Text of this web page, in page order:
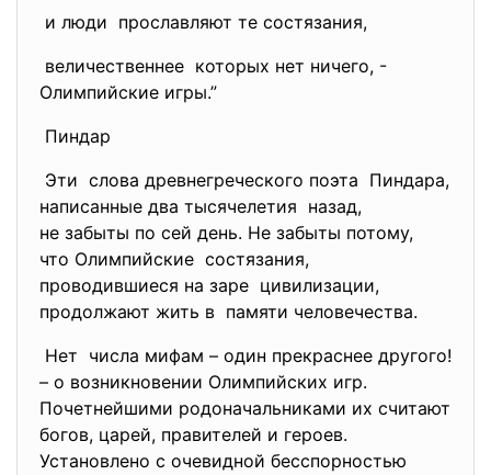
и люди прославляют те состязания,
величественнее которых нет ничего, -
Олимпийские игры.”
Пиндар
Эти слова древнегреческого поэта Пиндара,
написанные два тысячелетия назад,
не забыты по сей день. Не забыты потому,
что Олимпийские состязания,
проводившиеся на заре цивилизации,
продолжают жить в памяти человечества.
Нет числа мифам – один прекраснее другого!
– о возникновении Олимпийских игр.
Почетнейшими родоначальниками их считают
богов, царей, правителей и героев.
Установлено с очевидной бесспорностью